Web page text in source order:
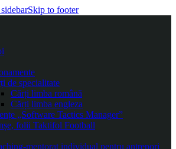
Skip to footer
de specialitate
Cărți limba română
Cărți limba engleza
„Software Tactics Manager”
folii Taktifol Football
mentorat individual pentru antrenori